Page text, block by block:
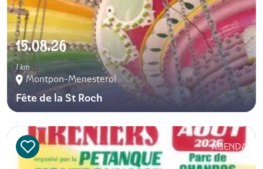
15.08.26
1 km
Montpon-Menesterol
Fête de la St Roch
AGENDA